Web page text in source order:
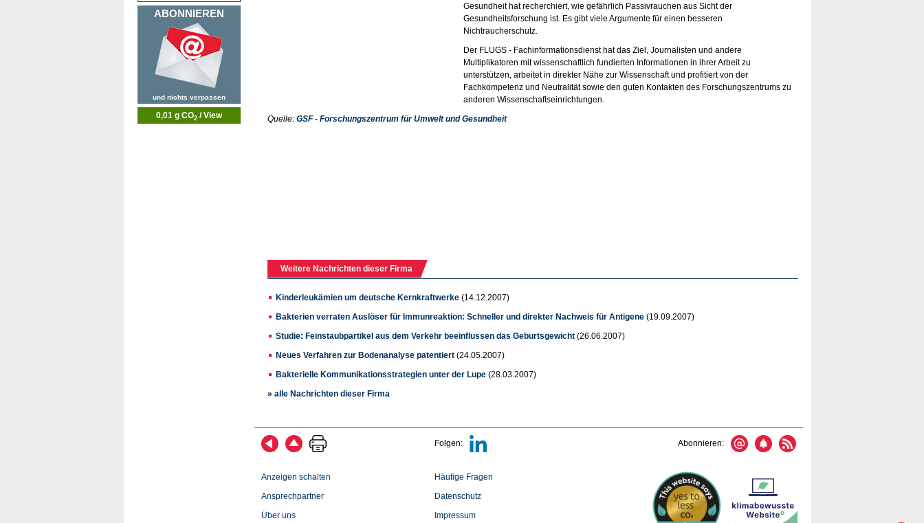
Gesundheit hat recherchiert, wie gefährlich Passivrauchen aus Sicht der
Gesundheitsforschung ist. Es gibt viele Argumente für einen besseren
Nichtraucherschutz.
Der FLUGS - Fachinformationsdienst hat das Ziel, Journalisten und andere
Multiplikatoren mit wissenschaftlich fundierten Informationen in ihrer Arbeit zu
unterstützen, arbeitet in direkter Nähe zur Wissenschaft und profitiert von der
Fachkompetenz und Neutralität sowie den guten Kontakten des Forschungszentrums zu
anderen Wissenschaftseinrichtungen.
Quelle: GSF - Forschungszentrum für Umwelt und Gesundheit
Weitere Nachrichten dieser Firma
Kinderleukämien um deutsche Kernkraftwerke (14.12.2007)
Bakterien verraten Auslöser für Immunreaktion: Schneller und direkter Nachweis für Antigene (19.09.2007)
Studie: Feinstaubpartikel aus dem Verkehr beeinflussen das Geburtsgewicht (26.06.2007)
Neues Verfahren zur Bodenanalyse patentiert (24.05.2007)
Bakterielle Kommunikationsstrategien unter der Lupe (28.03.2007)
» alle Nachrichten dieser Firma
Folgen: Abonnieren:
Anzeigen schalten
Ansprechpartner
Über uns
Häufige Fragen
Datenschutz
Impressum
ABONNIEREN
und nichts verpassen
0,01 g CO2 / View